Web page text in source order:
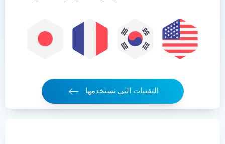
التقنيات التي نستخدمها